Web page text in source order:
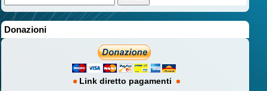
Donazioni
Link diretto pagamenti